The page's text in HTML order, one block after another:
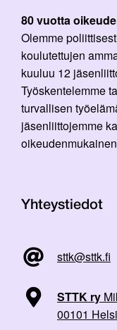
80 vuotta
Olemme
koulutettujen
kuuluu 12
Työskentelemme
turvallisen
jäsenliittojemme
Yhteystiedot
sttk@sttk.fi
STTK ry
00101